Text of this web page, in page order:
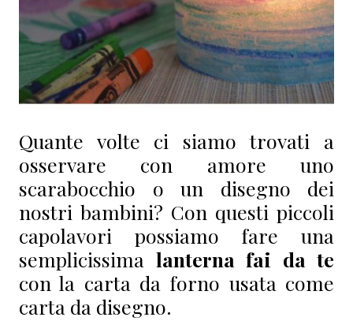
Quante volte ci siamo trovati a
osservare con amore uno
scarabocchio o un disegno dei
nostri bambini? Con questi piccoli
capolavori possiamo fare una
semplicissima lanterna fai da te
con la carta da forno usata come
carta da disegno.